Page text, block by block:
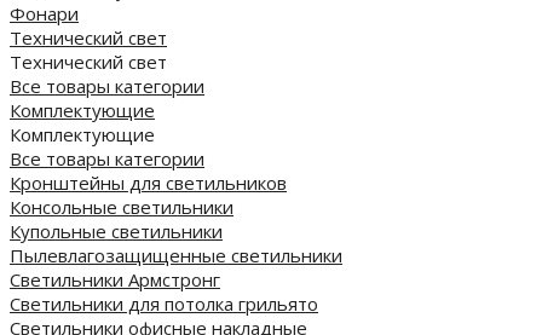
Фонари
Технический свет
Технический свет
Все товары категории
Комплектующие
Комплектующие
Все товары категории
Кронштейны для светильников
Консольные светильники
Купольные светильники
Пылевлагозащищенные светильники
Светильники Армстронг
Светильники для потолка грильято
Светильники офисные накладные